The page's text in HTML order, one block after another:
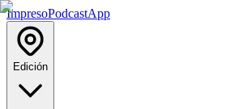
ImpresoPodcastApp
Edición